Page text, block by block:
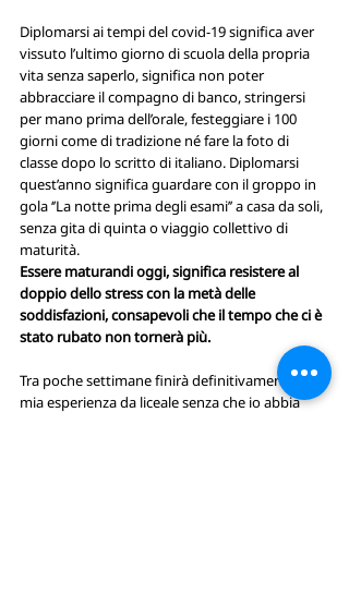
Diplomarsi ai tempi del covid-19 significa aver
vissuto l’ultimo giorno di scuola della propria
vita senza saperlo, significa non poter
abbracciare il compagno di banco, stringersi
per mano prima dell’orale, festeggiare i 100
giorni come di tradizione né fare la foto di
classe dopo lo scritto di italiano. Diplomarsi
quest’anno significa guardare con il groppo in
gola ‘’La notte prima degli esami’’ a casa da soli,
senza gita di quinta o viaggio collettivo di
maturità.
Essere maturandi oggi, significa resistere al
doppio dello stress con la metà delle
soddisfazioni, consapevoli che il tempo che ci è
stato rubato non tornerà più.
Tra poche settimane finirà definitivamente la
mia esperienza da liceale senza che io abbia